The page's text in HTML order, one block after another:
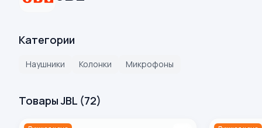
Категории
Наушники Колонки Микрофоны
Товары JBL (72)
Портативная колонка JBL Charge 5 , камуфляж